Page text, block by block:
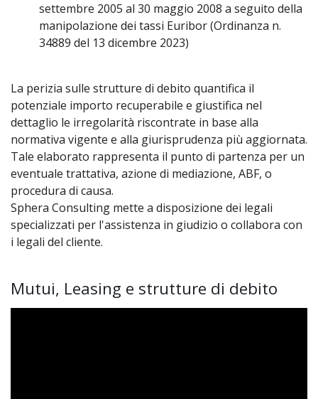
settembre 2005 al 30 maggio 2008 a seguito della
manipolazione dei tassi Euribor (Ordinanza n.
34889 del 13 dicembre 2023)
La perizia sulle strutture di debito quantifica il
potenziale importo recuperabile e giustifica nel
dettaglio le irregolarità riscontrate in base alla
normativa vigente e alla giurisprudenza più aggiornata.
Tale elaborato rappresenta il punto di partenza per un
eventuale trattativa, azione di mediazione, ABF, o
procedura di causa.
Sphera Consulting mette a disposizione dei legali
specializzati per l'assistenza in giudizio o collabora con
i legali del cliente.
Mutui, Leasing e strutture di debito